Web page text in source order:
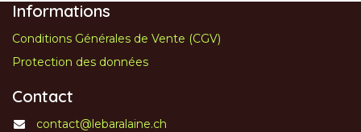
Informations
Conditions Générales de Vente (CGV)
Protection des données
Contact
contact@lebaralaine.ch